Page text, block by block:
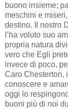
buono insieme;
meschini e
destino. Il nostro
l’ha voluto suo
propria natura
vero che Egli
invece di poco,
Caro Chesterton,
conoscere e
oggi lo
buoni più di noi